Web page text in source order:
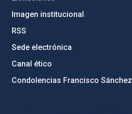
Imagen institucional
RSS
Sede electrónica
Canal ético
Condolencias Francisco Sánchez